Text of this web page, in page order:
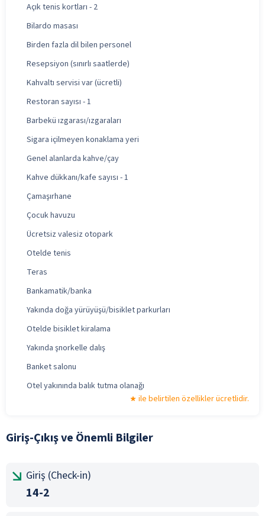
Açık tenis kortları - 2
Bilardo masası
Birden fazla dil bilen personel
Resepsiyon (sınırlı saatlerde)
Kahvaltı servisi var (ücretli)
Restoran sayısı - 1
Barbekü ızgarası/ızgaraları
Sigara içilmeyen konaklama yeri
Genel alanlarda kahve/çay
Kahve dükkanı/kafe sayısı - 1
Çamaşırhane
Çocuk havuzu
Ücretsiz valesiz otopark
Otelde tenis
Teras
Bankamatik/banka
Yakında doğa yürüyüşü/bisiklet parkurları
Otelde bisiklet kiralama
Yakında şnorkelle dalış
Banket salonu
Otel yakınında balık tutma olanağı
ile belirtilen özellikler ücretlidir.
Giriş-Çıkış ve Önemli Bilgiler
Giriş (Check-in)
14-2